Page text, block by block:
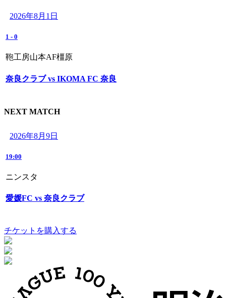
2026年8月1日
1 - 0
鞄工房山本AF橿原
奈良クラブ vs IKOMA FC 奈良
NEXT MATCH
2026年8月9日
19:00
ニンスタ
愛媛FC vs 奈良クラブ
チケットを購入する